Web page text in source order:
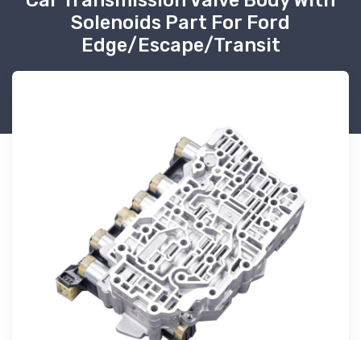
Solenoids Part For Ford
Edge/Escape/Transit